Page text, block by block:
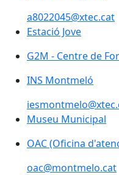
a8022045@xtec.cat
Estació Jove
G2M - Centre de
INS Montmeló
Museu Municipal
OAC (Oficina
oac@montmelo.cat